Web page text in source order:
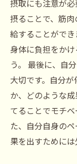
摂取にも注意が
摂ることで、筋
給することがで
身体に負担をか
う。 最後に、自
大切です。自分
か、どのような
てることでモチ
た、自分自身の
果を出すためには